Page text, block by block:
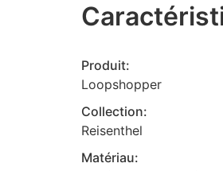
Produit:
Loopshopper
Collection:
Reisenthel
Matériau: